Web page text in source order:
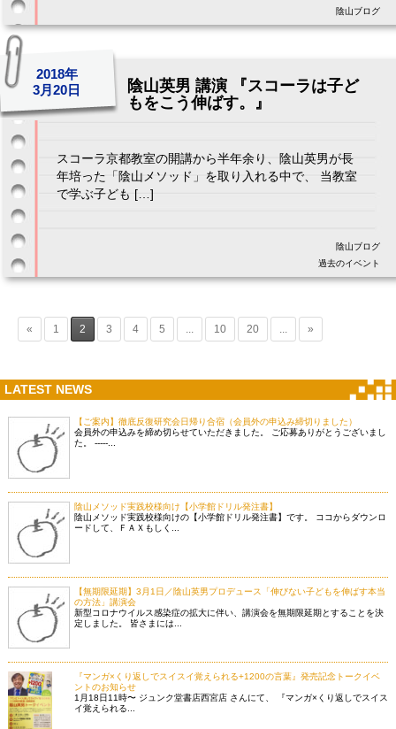
陰山ブログ
陰山英男 講演 『スコーラは子ど
もをこう伸ばす。』
2018年
3月20日
スコーラ京都教室の開講から半年余り、陰山英男が長
年培った「陰山メソッド」を取り入れる中で、 当教室
で学ぶ子ども […]
陰山ブログ
過去のイベント
« 1 2 3 4 5 ... 10 20 ... »
LATEST NEWS
【ご案内】徹底反復研究会日帰り合宿（会員外の申込み締切りました）
会員外の申込みを締め切らせていただきました。 ご応募ありがとうございまし
た。 -----...
陰山メソッド実践校様向け【小学館ドリル発注書】
陰山メソッド実践校様向けの【小学館ドリル発注書】です。 ココからダウンロ
ードして、ＦＡＸもしく...
【無期限延期】3月1日／陰山英男プロデュース「伸びない子どもを伸ばす本当
の方法」講演会
新型コロナウイルス感染症の拡大に伴い、講演会を無期限延期とすることを決
定しました。 皆さまには...
『マンガ×くり返しでスイスイ覚えられる+1200の言葉』発売記念トークイベ
ントのお知らせ
1月18日11時〜 ジュンク堂書店西宮店 さんにて、 『マンガ×くり返しでスイス
イ覚えられる...